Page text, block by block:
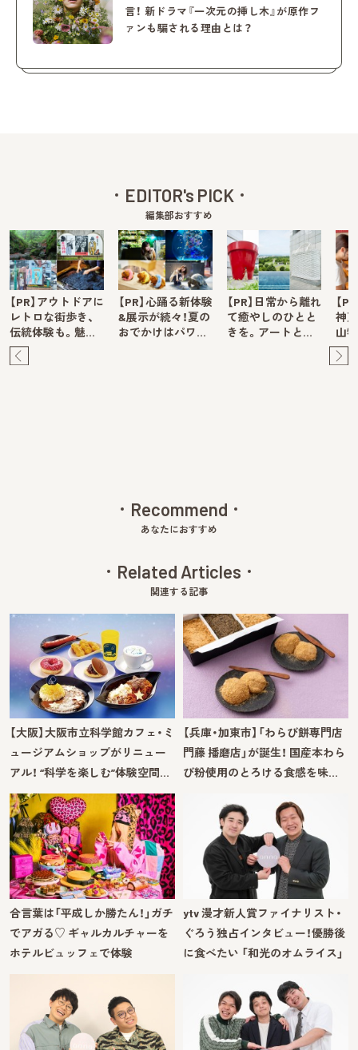
言！ 新ドラマ『一次元の挿し木』が原作フ
ァンも騙される理由とは？
EDITOR's PICK
編集部おすすめ
【PR】アウトドアに
レトロな街歩き、
伝統体験も。魅…
【PR】心踊る新体験
&展示が続々！夏の
おでかけはパワ…
【PR】日常から離れ
て癒やしのひとと
きを。アートと…
【
神
山
Recommend
あなたにおすすめ
Related Articles
関連する記事
【大阪】大阪市立科学館カフェ・ミ
ュージアムショップがリニュー
アル！ “科学を楽しむ”体験空間…
【兵庫・加東市】「わらび餅専門店
門藤 播磨店」が誕生！ 国産本わら
び粉使用のとろける食感を味…
合言葉は「平成しか勝たん！」ガチ
でアガる♡ ギャルカルチャーを
ホテルビュッフェで体験
ytv 漫才新人賞ファイナリスト・
ぐろう独占インタビュー！優勝後
に食べたい 「和光のオムライス」